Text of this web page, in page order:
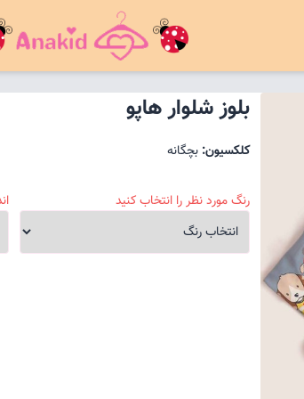
بلوز شلوار هاپو
کلکسیون: بچگانه
رنگ مورد نظر را انتخاب کنید